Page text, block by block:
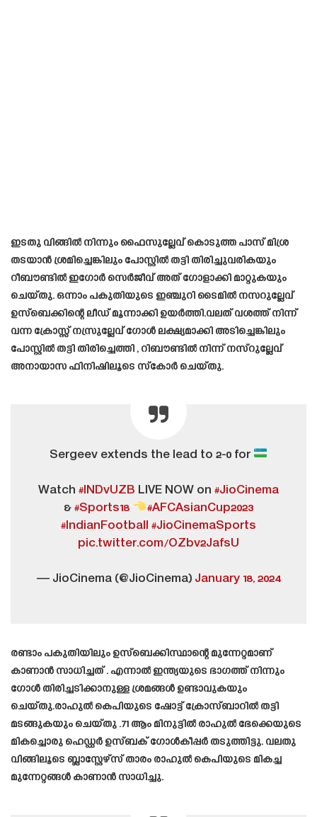
ഇടതു വിങ്ങിൽ നിന്നും ഫൈസുല്ലേവ് കൊടുത്ത പാസ് മിശ്ര
തടയാൻ ശ്രമിച്ചെങ്കിലും പോസ്റ്റിൽ തട്ടി തിരിച്ചുവരികയും
റീബൗണ്ടിൽ ഇഗോർ സെർജീവ് അത് ഗോളാക്കി മാറ്റുകയും
ചെയ്തു. ഒന്നാം പകുതിയുടെ ഇഞ്ചുറി ടൈമിൽ നസറുല്ലേവ്
ഉസ്‌ബെക്കിന്റെ ലീഡ് മൂന്നാക്കി ഉയർത്തി.വലത് വശത്ത് നിന്ന്
വന്ന ക്രോസ്സ് നസ്രുല്ലേവ് ഗോൾ ലക്ഷ്യമാക്കി അടിച്ചെങ്കിലും
പോസ്റ്റിൽ തട്ടി തിരിച്ചെത്തി , റിബൗണ്ടിൽ നിന്ന് നസ്‌റുല്ലേവ്
അനായാസ ഫിനിഷിലൂടെ സ്‌കോർ ചെയ്തു.
Sergeev extends the lead to 2-0 for
Watch #INDvUZB LIVE NOW on #JioCinema
&#Sports18
#AFCAsianCup2023
#IndianFootball
#JioCinemaSports
pic.twitter.com/OZbv2JafsU
— JioCinema (@JioCinema) January 18, 2024
രണ്ടാം പകുതിയിലും ഉസ്‌ബെക്കിസ്ഥാന്റെ മുന്നേറ്റമാണ്
കാണാൻ സാധിച്ചത് . എന്നാൽ ഇന്ത്യയുടെ ഭാഗത്ത് നിന്നും
ഗോൾ തിരിച്ചടിക്കാനുള്ള ശ്രമങ്ങൾ ഉണ്ടാവുകയും
ചെയ്തു.രാഹുൽ കെപിയുടെ ഷോട്ട് ക്രോസ്ബാറിൽ തട്ടി
മടങ്ങുകയും ചെയ്തു .71 ആം മിനുട്ടിൽ രാഹുൽ ഭേക്കെയുടെ
മികച്ചൊരു ഹെഡ്ഡർ ഉസ്ബക് ഗോൾകീപ്പർ തടുത്തിട്ടു. വലതു
വിങ്ങിലൂടെ ബ്ലാസ്റ്റേഴ്‌സ് താരം രാഹുൽ കെപിയുടെ മികച്ച
മുന്നേറ്റങ്ങൾ കാണാൻ സാധിച്ചു.